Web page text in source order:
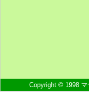
Copyright © 1998